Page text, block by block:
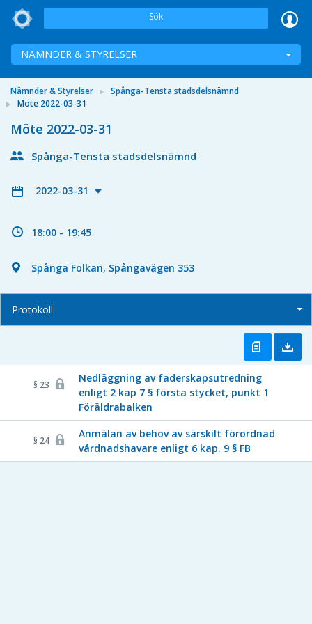
Sök
NÄMNDER & STYRELSER
Nämnder & Styrelser
Spånga-Tensta stadsdelsnämnd
Möte 2022-03-31
Möte 2022-03-31
Spånga-Tensta stadsdelsnämnd
2022-03-31
18:00 - 19:45
Spånga Folkan, Spångavägen 353
Protokoll
§ 23
Nedläggning av faderskapsutredning
enligt 2 kap 7 § första stycket, punkt 1
Föräldrabalken
§ 24
Anmälan av behov av särskilt förordnad
vårdnadshavare enligt 6 kap. 9 § FB